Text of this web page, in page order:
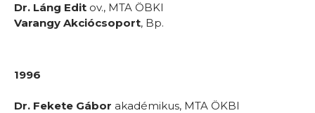
Dr. Láng Edit ov., MTA ÖBKI
Varangy Akciócsoport, Bp.
1996
Dr. Fekete Gábor akadémikus, MTA ÖKBI